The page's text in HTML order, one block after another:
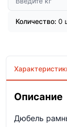
Количество: 0
Описание
Дюбель